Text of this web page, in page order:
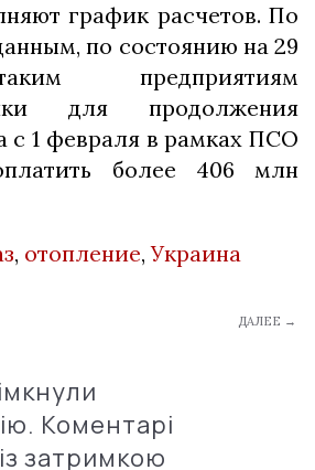
график расчетов. По
по состоянию на 29
предприятиям
для продолжения
с 1 февраля в рамках ПСО
более 406 млн
, отопление,Украина
ДАЛЕЕ →
Коментарі
затримкою